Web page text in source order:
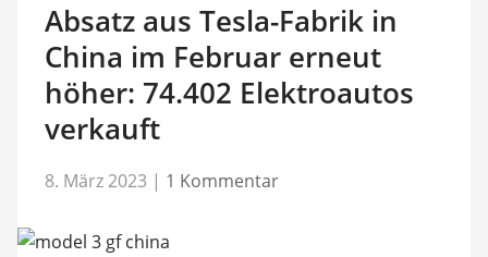
Absatz aus Tesla-Fabrik in
China im Februar erneut
höher: 74.402 Elektroautos
verkauft
8. März 2023 | 1 Kommentar